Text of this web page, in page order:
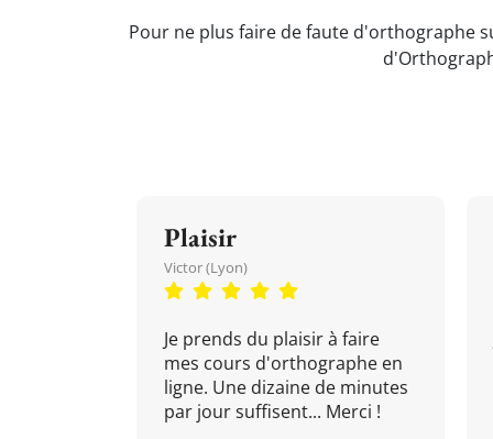
Pour ne plus faire de faute d'orthographe
Plaisir
Victor (Lyon)
Je prends du plaisir à faire
mes cours d'orthographe en
ligne. Une dizaine de minutes
par jour suffisent... Merci !